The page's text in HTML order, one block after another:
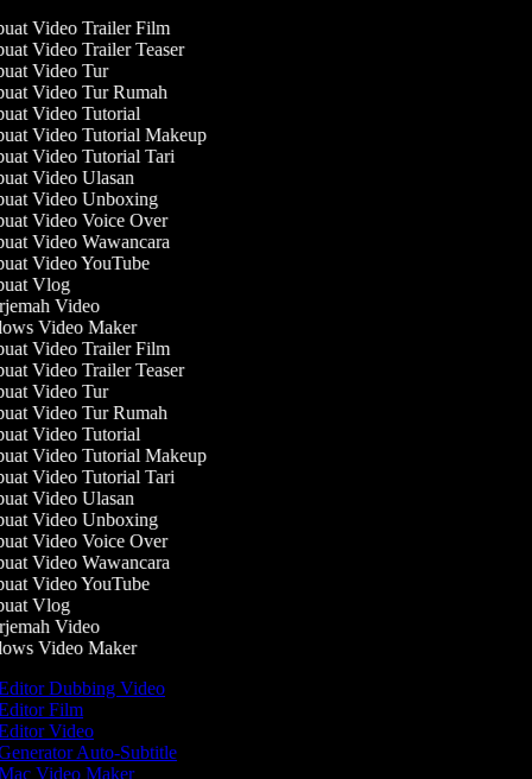
Video Trailer Film
Video Trailer Teaser
Video Tur
Video Tur Rumah
Video Tutorial
Video Tutorial Makeup
Video Tutorial Tari
Video Ulasan
Video Unboxing
Video Voice Over
Video Wawancara
Video YouTube
Vlog
Video
Video Maker
Video Trailer Film
Video Trailer Teaser
Video Tur
Video Tur Rumah
Video Tutorial
Video Tutorial Makeup
Video Tutorial Tari
Video Ulasan
Video Unboxing
Video Voice Over
Video Wawancara
Video YouTube
Vlog
Video
Video Maker
Dubbing Video
Film
Video
Auto-Subtitle
Video Maker